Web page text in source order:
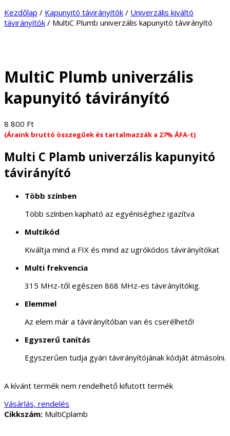
Kezdőlap / Kapunyitó távirányítók / Univerzális kiváltó
távirányítók / MultiC Plumb univerzális kapunyitó távirányító
MultiC Plumb univerzális
kapunyitó távirányító
8 800 Ft
(Áraink bruttó összegűek és tartalmazzák a 27% ÁFA-t)
Multi C Plamb univerzális kapunyitó
távirányító
Több színben
Több színben kapható az egyéniséghez igazítva
Multikód
Kiváltja mind a FIX és mind az ugrókódos távirányítókat
Multi frekvencia
315 MHz-től egészen 868 MHz-es távirányítókig.
Elemmel
Az elem már a távirányítóban van és cserélhető!
Egyszerű tanítás
Egyszerűen tudja gyári távirányítójának kódját átmásolni.
A kívánt termék nem rendelhető kifutott termék
Vásárlás, rendelés
Cikkszám: MultiCplamb